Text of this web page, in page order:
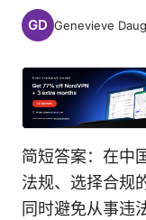
Genevieve
简短答案：在中
法规、选择合规
同时避免从事违